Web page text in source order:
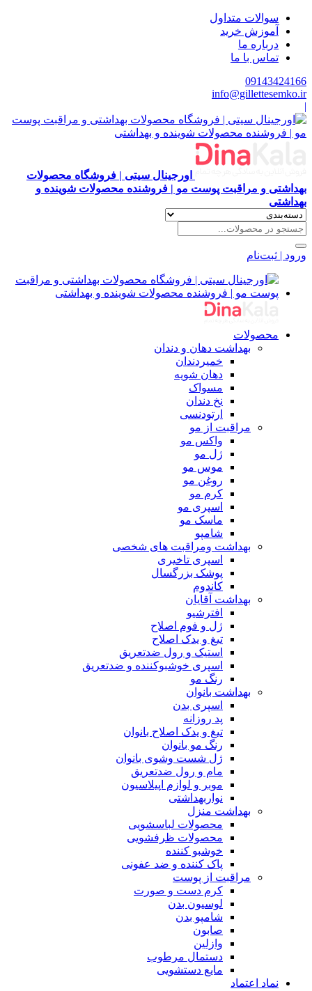
سوالات متداول
آموزش خرید
درباره ما
تماس با ما
09143424166
info@gillettesemko.ir
|
اورجینال سیتی | فروشگاه محصولات
بهداشتی و مراقبت پوست مو | فروشنده محصولات شوینده و
بهداشتی
ورود | ثبت‌نام
محصولات
بهداشت دهان و دندان
خمیردندان
دهان شویه
مسواک
نخ دندان
ارتودنسی
مراقبت از مو
واکس مو
ژل مو
موس مو
روغن مو
کرم مو
اسپری مو
ماسک مو
شامپو
بهداشت ومراقبت های شخصی
اسپری تاخیری
پوشک بزرگسال
کاندوم
بهداشت آقایان
افترشیو
ژل و فوم اصلاح
تیغ و یدک اصلاح
استیک و رول ضدتعریق
اسپری خوشبوکننده و ضدتعریق
رنگ مو
بهداشت بانوان
اسپری بدن
پد روزانه
تیغ و یدک اصلاح بانوان
رنگ مو بانوان
ژل شست وشوی بانوان
مام و رول ضدتعریق
موبر و لوازم اپیلاسیون
نواربهداشتی
بهداشت منزل
محصولات لباسشویی
محصولات ظرفشویی
خوشبو کننده
پاک کننده و ضد عفونی
مراقبت از پوست
کرم دست و صورت
لوسیون بدن
شامپو بدن
صابون
وازلین
دستمال مرطوب
مایع دستشویی
نماد اعتماد